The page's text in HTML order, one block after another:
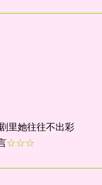
里她往往不出彩
☆☆☆